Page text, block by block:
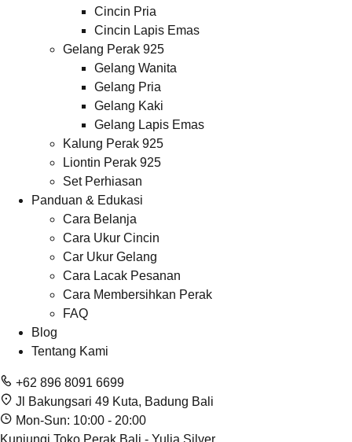
Cincin Pria
Cincin Lapis Emas
Gelang Perak 925
Gelang Wanita
Gelang Pria
Gelang Kaki
Gelang Lapis Emas
Kalung Perak 925
Liontin Perak 925
Set Perhiasan
Panduan & Edukasi
Cara Belanja
Cara Ukur Cincin
Car Ukur Gelang
Cara Lacak Pesanan
Cara Membersihkan Perak
FAQ
Blog
Tentang Kami
+62 896 8091 6699
Jl Bakungsari 49 Kuta, Badung Bali
Mon-Sun: 10:00 - 20:00
Kunjungi Toko Perak Bali - Yulia Silver